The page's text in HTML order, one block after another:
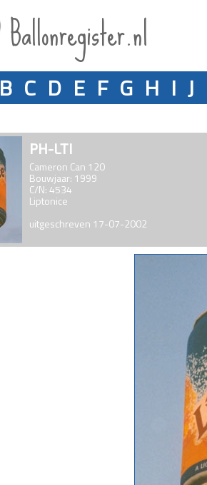
Ballonregister.nl
B C D E F G H I J
PH-LTI
Cameron Can 120
Bouwjaar: 1999
C/N: 4534
Liptonice
uitgeschreven 17-07-2002